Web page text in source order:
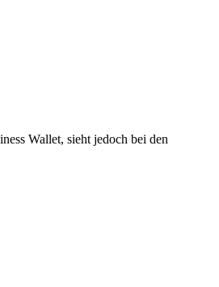
Wallet, sieht jedoch bei den